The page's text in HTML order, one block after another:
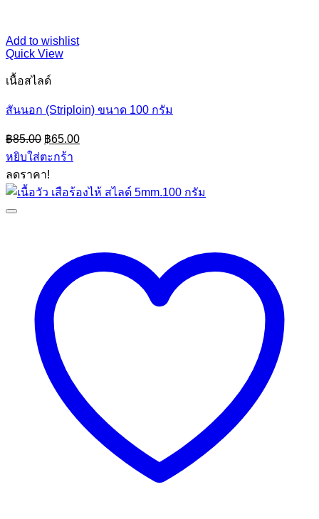
Add to wishlist
Quick View
เนื้อสไลด์
สันนอก (Striploin) ขนาด 100 กรัม
฿85.00 Original
price
was:
฿85.00.
฿65.00Current
price
หยิบใส่ตะกร้า
ลดราคา!